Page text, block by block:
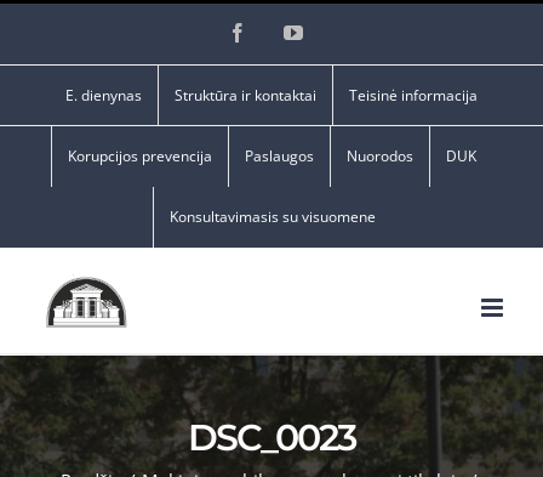
FacebookYouTube
E. dienynas Struktūra ir kontaktai Teisinė informacija
Korupcijos prevencija Paslaugos Nuorodos DUK
Konsultavimasis su visuomene
DSC_0023